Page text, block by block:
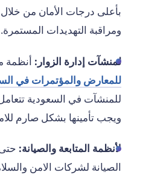
بأعلى درجات الأمان من
ومراقبة التهديدات المستمرة.
لمنشآت إدارة الزوار: أنظمة
للمعارض والمؤتمرات في
للمنشآت في السعودية
ويجب تأمينها بشكل صارم
لأنظمة المتابعة والصيانة:
الصيانة لشركات الامن